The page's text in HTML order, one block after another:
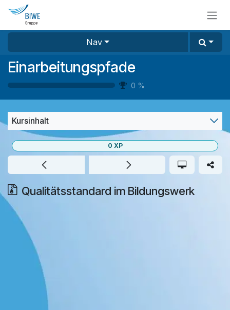
Zum Inhalt springen
Nav
Einarbeitungspfade
0 %
Kursinhalt
Qualitätsstandard im Bildungswerk
0 XP